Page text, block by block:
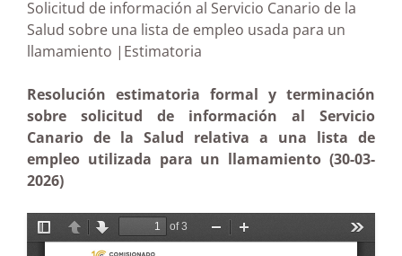
Solicitud de información al Servicio Canario de la
Salud sobre una lista de empleo usada para un
llamamiento |Estimatoria
Resolución estimatoria formal y terminación
sobre solicitud de información al Servicio
Canario de la Salud relativa a una lista de
empleo utilizada para un llamamiento (30-03-
2026)